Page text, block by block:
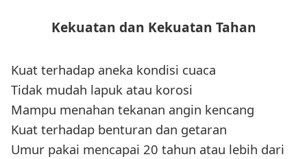
Kekuatan dan Kekuatan Tahan
Kuat terhadap aneka kondisi cuaca
Tidak mudah lapuk atau korosi
Mampu menahan tekanan angin kencang
Kuat terhadap benturan dan getaran
Umur pakai mencapai 20 tahun atau lebih dari